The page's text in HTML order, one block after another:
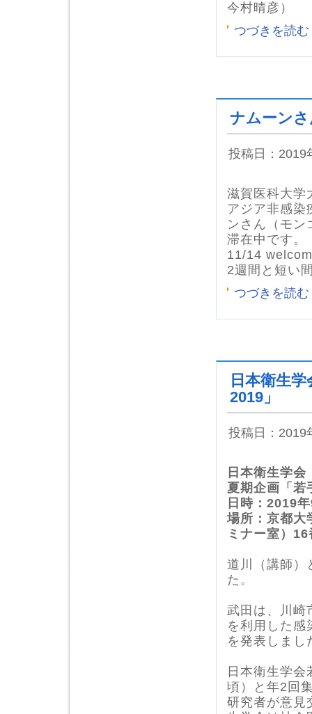
今村晴彦）
つづきを読む
ナムーン
投稿日：2019
滋賀医科大学
アジア非感染
ンさん（モン
滞在中です。
11/14
2週間と短い
つづきを読む
日本衛生
2019」
投稿日：2019
日本衛生学会
夏期企画「若
日時：2019
場所：京都大
ミナー室）
道川（講師）
た。
武田は、川崎
を利用した感
を発表しまし
日本衛生学
頃）と年2回
研究者が意見